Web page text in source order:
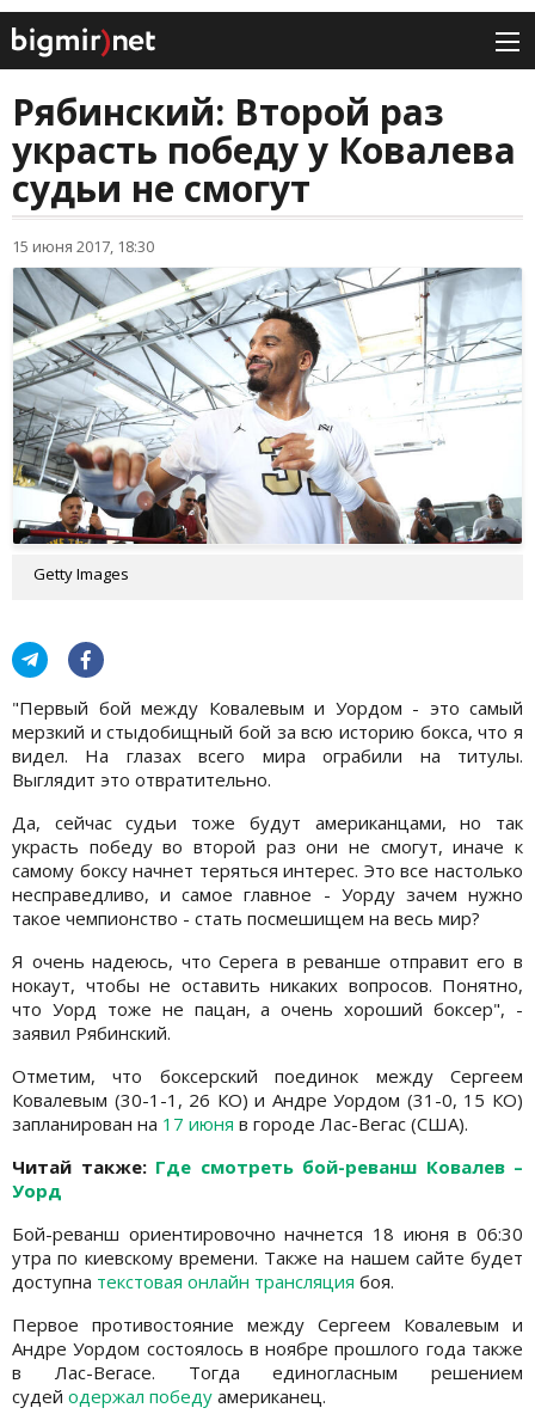
Рябинский: Второй раз
украсть победу у Ковалева
судьи не смогут
15 июня 2017, 18:30
Getty Images
"Первый бой между Ковалевым и Уордом - это самый
мерзкий и стыдобищный бой за всю историю бокса, что я
видел. На глазах всего мира ограбили на титулы.
Выглядит это отвратительно.
Да, сейчас судьи тоже будут американцами, но так
украсть победу во второй раз они не смогут, иначе к
самому боксу начнет теряться интерес. Это все настолько
несправедливо, и самое главное - Уорду зачем нужно
такое чемпионство - стать посмешищем на весь мир?
Я очень надеюсь, что Серега в реванше отправит его в
нокаут, чтобы не оставить никаких вопросов. Понятно,
что Уорд тоже не пацан, а очень хороший боксер", -
заявил Рябинский.
Отметим, что боксерский поединок между Сергеем
Ковалевым (30-1-1, 26 КО) и Андре Уордом (31-0, 15 КО)
запланирован на 17 июня в городе Лас-Вегас (США).
Читай также: Где смотреть бой-реванш Ковалев –
Уорд
Бой-реванш ориентировочно начнется 18 июня в 06:30
утра по киевскому времени. Также на нашем сайте будет
доступна текстовая онлайн трансляция боя.
Первое противостояние между Сергеем Ковалевым и
Андре Уордом состоялось в ноябре прошлого года также
в Лас-Вегасе. Тогда единогласным решением
судей одержал победу американец.